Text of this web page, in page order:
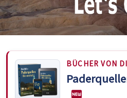
BÜCHER VON